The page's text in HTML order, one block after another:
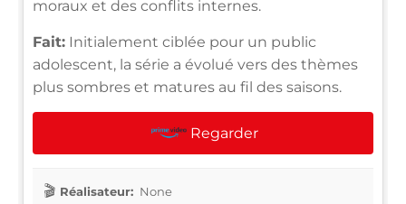
moraux et des conflits internes.
Fait: Initialement ciblée pour un public
adolescent, la série a évolué vers des thèmes
plus sombres et matures au fil des saisons.
Regarder
Réalisateur: None